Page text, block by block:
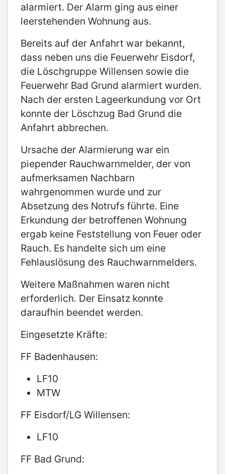
alarmiert. Der Alarm ging aus einer
leerstehenden Wohnung aus.
Bereits auf der Anfahrt war bekannt,
dass neben uns die Feuerwehr Eisdorf,
die Löschgruppe Willensen sowie die
Feuerwehr Bad Grund alarmiert wurden.
Nach der ersten Lageerkundung vor Ort
konnte der Löschzug Bad Grund die
Anfahrt abbrechen.
Ursache der Alarmierung war ein
piepender Rauchwarnmelder, der von
aufmerksamen Nachbarn
wahrgenommen wurde und zur
Absetzung des Notrufs führte. Eine
Erkundung der betroffenen Wohnung
ergab keine Feststellung von Feuer oder
Rauch. Es handelte sich um eine
Fehlauslösung des Rauchwarnmelders.
Weitere Maßnahmen waren nicht
erforderlich. Der Einsatz konnte
daraufhin beendet werden.
Eingesetzte Kräfte:
FF Badenhausen:
LF10
MTW
FF Eisdorf/LG Willensen:
LF10
FF Bad Grund: